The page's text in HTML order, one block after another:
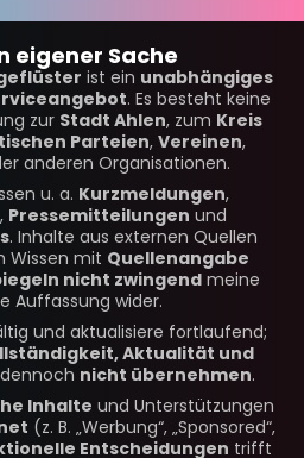
eigener Sache
ist ein unabhängiges
. Es besteht keine
zur Stadt Ahlen, zum Kreis
Parteien, Vereinen,
anderen Organisationen.
u. a. Kurzmeldungen,
, Pressemitteilungen und
. Inhalte aus externen Quellen
Wissen mit Quellenangabe
nicht zwingend meine
Auffassung wider.
und aktualisiere fortlaufend;
Aktualität und
nicht übernehmen.
Inhalte und Unterstützungen
(z. B. „Werbung“, „Sponsored“,
Entscheidungen trifft